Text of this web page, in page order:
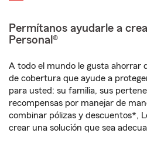
Permítanos ayudarle a
Personal®
A todo el mundo le gusta ahorrar
de cobertura que ayude a
para usted: su familia, sus
recompensas por manejar de
combinar pólizas y descuentos*,
crear una solución que sea